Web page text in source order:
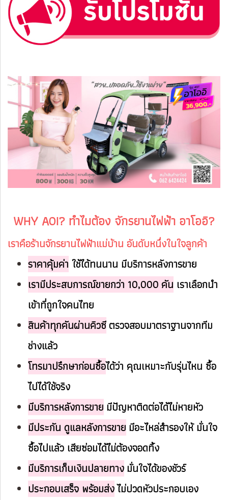
WHY AOI? ทำไมต้อง จักรยานไฟฟ้า อาโออิ?
เราคือร้านจักรยานไฟฟ้าแม่บ้าน อันดับหนึ่งในใจลูกค้า
ราคาคุ้มค่า ใช้ได้ทนนาน มีบริการหลังการขาย
เรามีประสบการณ์ขายกว่า 10,000 คัน เราเลือกนำ
เข้าที่ถูกใจคนไทย
สินค้าทุกคันผ่านคิวซีตรวจสอบมาตราฐานจากทีม
ช่างแล้ว
โทรมาปรึกษาก่อนซื้อได้ว่า คุณเหมาะกับรุ่นไหน ซื้อ
ไปได้ใช้จริง
มีบริการหลังการขาย มีปัญหาติดต่อได้ไม่หายหัว
มีประกัน ดูแลหลังการขาย มีอะไหล่สำรองให้ มั่นใจ
ซื้อไปแล้ว เสียซ่อมได้ไม่ต้องจอดทิ้ง
มีบริการเก็บเงินปลายทางมั่นใจได้ของชัวร์
ประกอบเสร็จ พร้อมส่งไม่ปวดหัวประกอบเอง